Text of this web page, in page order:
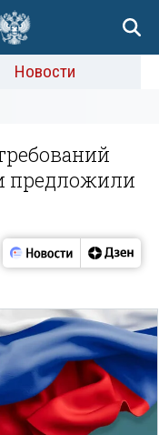
Новости
предложили